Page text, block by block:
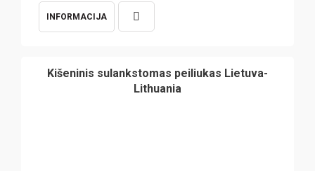
INFORMACIJA
Kišeninis sulankstomas peiliukas Lietuva-
Lithuania